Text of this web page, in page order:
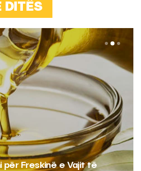
DITËS
për Freskinë e Vajit të